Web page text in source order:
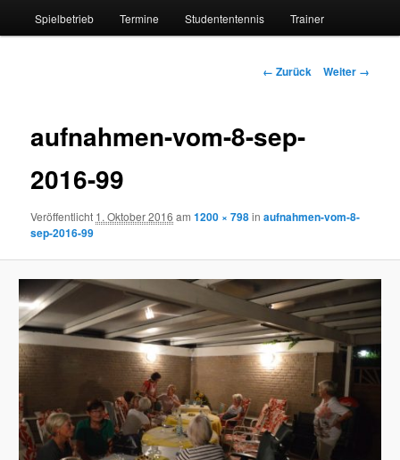
Spielbetrieb Termine Studententennis Trainer
Bilder-
← Zurück Weiter →
aufnahmen-vom-8-sep-
2016-99
Veröffentlicht 1. Oktober 2016 am1200 × 798inaufnahmen-vom-8-
sep-2016-99